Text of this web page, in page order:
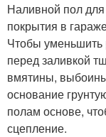
Наливной пол
покрытия в
Чтобы
перед заливкой
вмятины,
основание
полам основе,
сцепление.